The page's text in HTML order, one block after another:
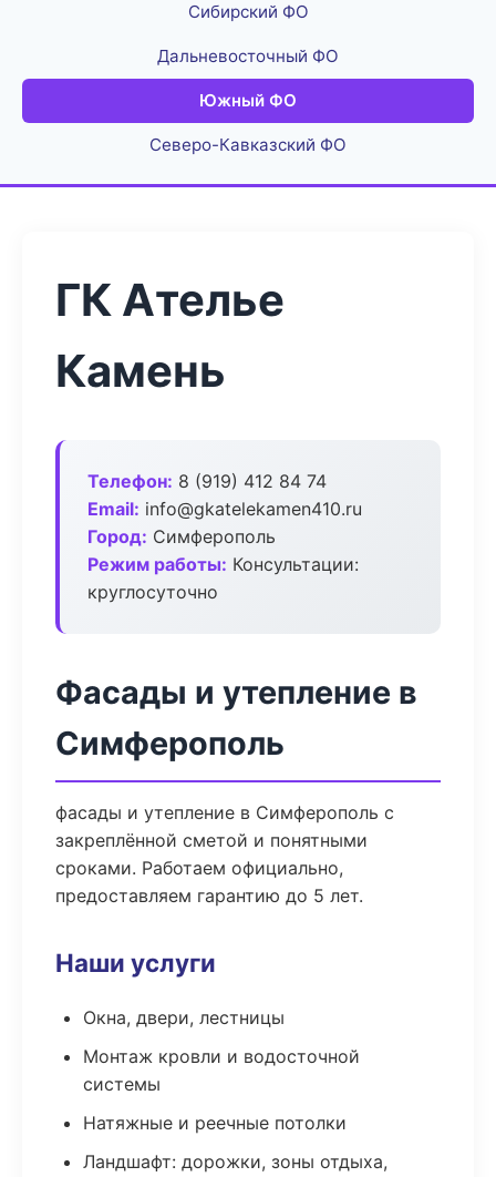
Сибирский ФО
Дальневосточный ФО
Южный ФО
Северо-Кавказский ФО
ГК Ателье
Камень
Телефон: 8 (919) 412 84 74
Email: info@gkatelekamen410.ru
Город: Симферополь
Режим работы: Консультации:
круглосуточно
Фасады и утепление в
Симферополь
фасады и утепление в Симферополь с
закреплённой сметой и понятными
сроками. Работаем официально,
предоставляем гарантию до 5 лет.
Наши услуги
Окна, двери, лестницы
Монтаж кровли и водосточной
системы
Натяжные и реечные потолки
Ландшафт: дорожки, зоны отдыха,